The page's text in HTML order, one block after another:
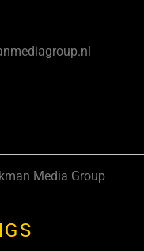
Media Group